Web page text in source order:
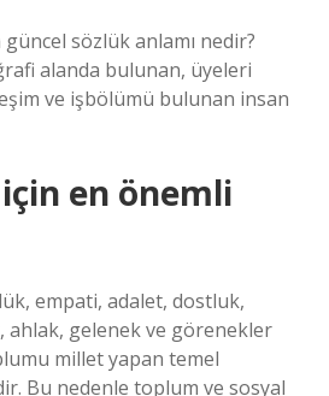
sözlük anlamı nedir?
alanda bulunan, üyeleri
ve işbölümü bulunan insan
en önemli
empati, adalet, dostluk,
gelenek ve görenekler
millet yapan temel
Bu nedenle toplum ve sosyal